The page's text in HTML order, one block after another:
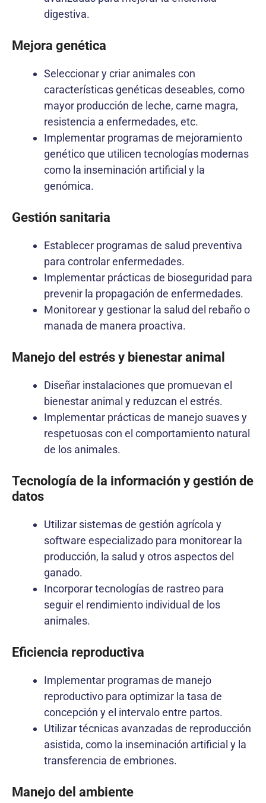
digestiva.
Mejora genética
Seleccionar y criar animales con
características genéticas deseables, como
mayor producción de leche, carne magra,
resistencia a enfermedades, etc.
Implementar programas de mejoramiento
genético que utilicen tecnologías modernas
como la inseminación artificial y la
genómica.
Gestión sanitaria
Establecer programas de salud preventiva
para controlar enfermedades.
Implementar prácticas de bioseguridad para
prevenir la propagación de enfermedades.
Monitorear y gestionar la salud del rebaño o
manada de manera proactiva.
Manejo del estrés y bienestar animal
Diseñar instalaciones que promuevan el
bienestar animal y reduzcan el estrés.
Implementar prácticas de manejo suaves y
respetuosas con el comportamiento natural
de los animales.
Tecnología de la información y gestión de
datos
Utilizar sistemas de gestión agrícola y
software especializado para monitorear la
producción, la salud y otros aspectos del
ganado.
Incorporar tecnologías de rastreo para
seguir el rendimiento individual de los
animales.
Eficiencia reproductiva
Implementar programas de manejo
reproductivo para optimizar la tasa de
concepción y el intervalo entre partos.
Utilizar técnicas avanzadas de reproducción
asistida, como la inseminación artificial y la
transferencia de embriones.
Manejo del ambiente